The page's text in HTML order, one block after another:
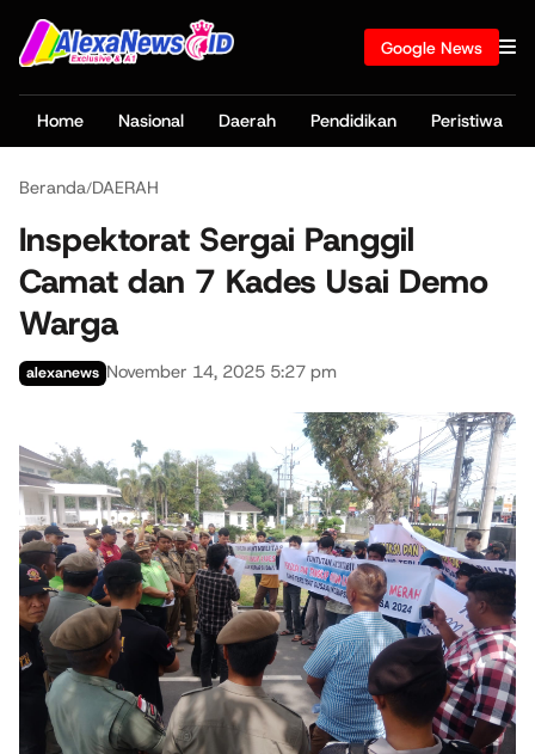
Google News
Home Nasional Daerah Pendidikan Peristiwa
Beranda/DAERAH
Inspektorat Sergai Panggil
Camat dan 7 Kades Usai Demo
Warga
alexanews November 14, 2025 5:27 pm